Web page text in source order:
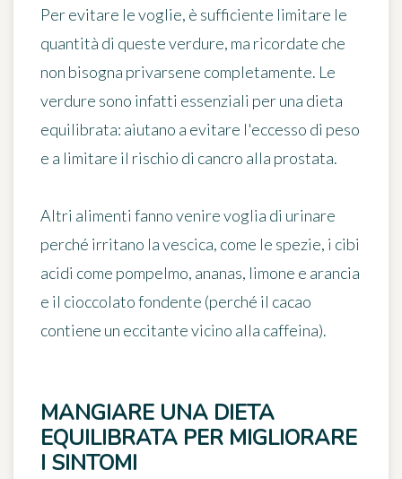
Per evitare le voglie, è sufficiente limitare le
quantità di queste verdure, ma ricordate che
non bisogna privarsene completamente. Le
verdure sono infatti essenziali per una dieta
equilibrata: aiutano a evitare l'eccesso di peso
e a limitare il rischio di cancro alla prostata.
Altri alimenti fanno venire voglia di urinare
perché irritano la vescica, come le spezie, i cibi
acidi come pompelmo, ananas, limone e arancia
e il cioccolato fondente (perché il cacao
contiene un eccitante vicino alla caffeina).
MANGIARE UNA DIETA
EQUILIBRATA PER MIGLIORARE
I SINTOMI